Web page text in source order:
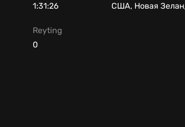
1:31:26
США, Новая
Reyting
0